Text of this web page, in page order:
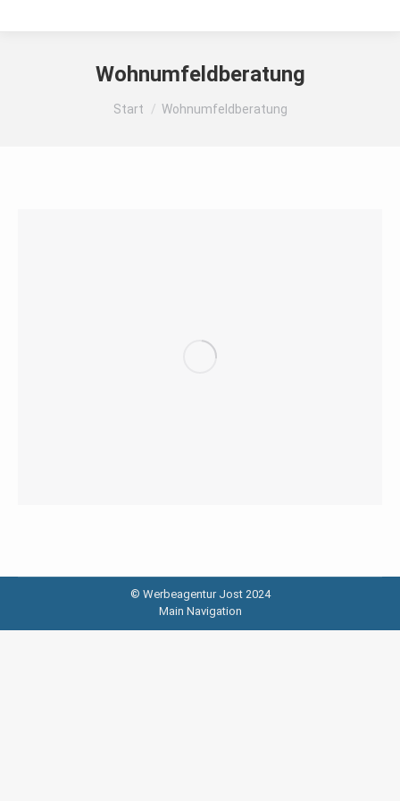
Wohnumfeldberatung
Sie befinden sich hier:
Start Wohnumfeldberatung
© Werbeagentur Jost 2024
Main Navigation